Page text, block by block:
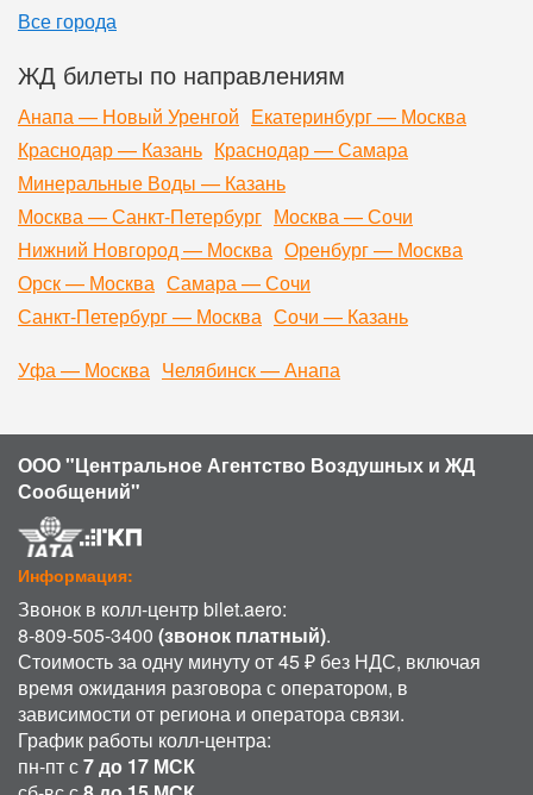
Все города
ЖД билеты по направлениям
Анапа — Новый Уренгой Екатеринбург — Москва
Краснодар — Казань Краснодар — Самара
Минеральные Воды — Казань
Москва — Санкт-Петербург Москва — Сочи
Нижний Новгород — Москва Оренбург — Москва
Орск — Москва Самара — Сочи
Санкт-Петербург — Москва Сочи — Казань
Уфа — Москва Челябинск — Анапа
ООО "Центральное Агентство Воздушных и ЖД
Сообщений"
Информация:
Звонок в колл-центр bilet.aero:
8-809-505-3400 (звонок платный).
Стоимость за одну минуту от 45 ₽ без НДС, включая
время ожидания разговора с оператором, в
зависимости от региона и оператора связи.
График работы колл-центра:
пн-пт с7 до 17 МСК